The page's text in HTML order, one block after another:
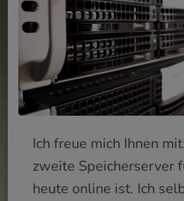
Ich freue mich Ihnen
zweite Speicherserver
heute online ist. Ich